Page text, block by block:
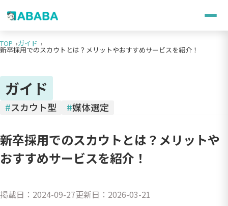
TOP ガイド
新卒採用でのスカウトとは？メリットやおすすめサービスを紹介！
ガイド
#スカウト型 #媒体選定
新卒採用でのスカウトとは？メリットや
おすすめサービスを紹介！
掲載日： 2024-09-27更新日： 2026-03-21